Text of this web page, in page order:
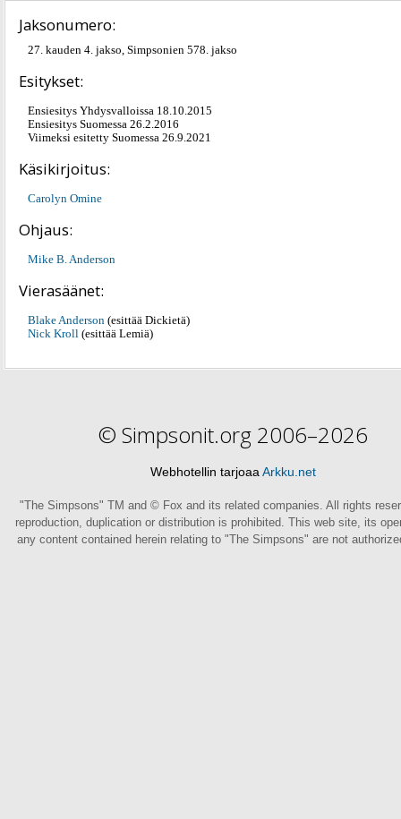
Jaksonumero:
27. kauden 4. jakso, Simpsonien 578. jakso
Esitykset:
Ensiesitys Yhdysvalloissa 18.10.2015
Ensiesitys Suomessa 26.2.2016
Viimeksi esitetty Suomessa 26.9.2021
Käsikirjoitus:
Carolyn Omine
Ohjaus:
Mike B. Anderson
Vierasäänet:
Blake Anderson (esittää Dickietä)
Nick Kroll (esittää Lemiä)
© Simpsonit.org 2006–2026
Webhotellin tarjoaa Arkku.net
"The Simpsons" TM and © Fox and its related companies. All rights
reproduction, duplication or distribution is prohibited. This web site, its
any content contained herein relating to "The Simpsons" are not